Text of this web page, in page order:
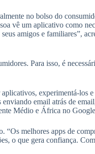
no bolso do
vê um aplicativo como
amigos e familiares”,
Para isso, é
experimentá-los
email atrás de
Médio e África no
melhores apps de
o que gera confiança.